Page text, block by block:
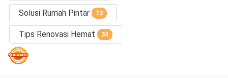
Solusi Rumah Pintar 73
Tips Renovasi Hemat 34